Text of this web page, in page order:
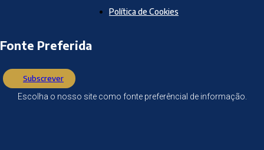
Política de Cookies
Fonte Preferida
Subscrever
Escolha o nosso site como fonte preferêncial de informação.